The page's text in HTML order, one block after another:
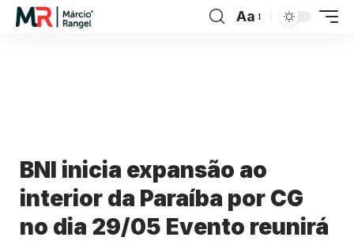
Aa
BNI inicia expansão ao
interior da Paraíba por CG
no dia 29/05 Evento reunirá